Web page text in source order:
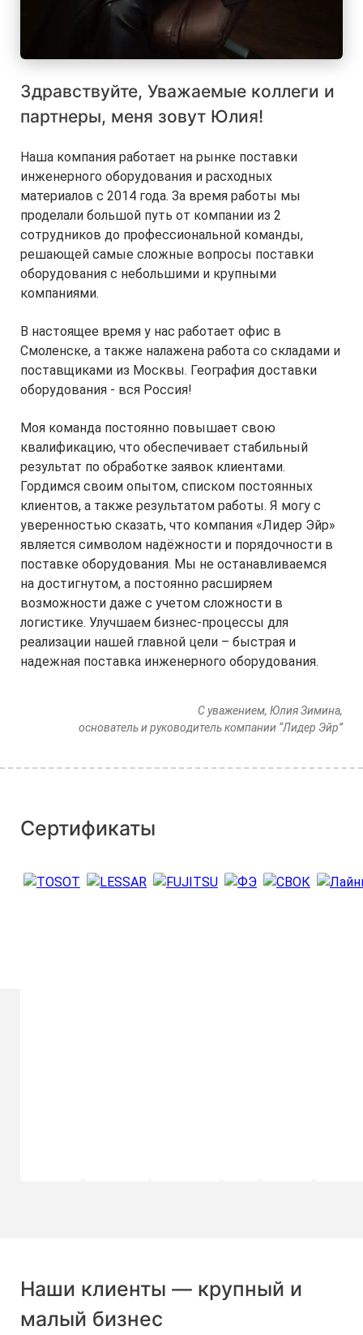
Здравствуйте, Уважаемые коллеги и
партнеры, меня зовут Юлия!
Наша компания работает на рынке поставки
инженерного оборудования и расходных
материалов с 2014 года. За время работы мы
проделали большой путь от компании из 2
сотрудников до профессиональной команды,
решающей самые сложные вопросы поставки
оборудования с небольшими и крупными
компаниями.
В настоящее время у нас работает офис в
Смоленске, а также налажена работа со складами и
поставщиками из Москвы. География доставки
оборудования - вся Россия!
Моя команда постоянно повышает свою
квалификацию, что обеспечивает стабильный
результат по обработке заявок клиентами.
Гордимся своим опытом, списком постоянных
клиентов, а также результатом работы. Я могу с
уверенностью сказать, что компания «Лидер Эйр»
является символом надёжности и порядочности в
поставке оборудования. Мы не останавливаемся
на достигнутом, а постоянно расширяем
возможности даже с учетом сложности в
логистике. Улучшаем бизнес-процессы для
реализации нашей главной цели – быстрая и
надежная поставка инженерного оборудования.
С уважением, Юлия Зимина,
основатель и руководитель компании “Лидер Эйр”
Сертификаты
Наши клиенты — крупный и
малый бизнес